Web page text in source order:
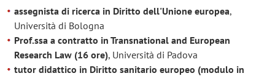
assegnista di ricerca in Diritto dell'Unione europea,
Università di Bologna
Prof.ssa a contratto inTransnational and European
Research Law (16 ore), Università di Padova
tutor didattico in Diritto sanitario europeo (modulo in